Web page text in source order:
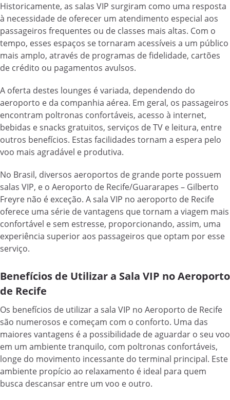
Historicamente, as salas VIP surgiram como uma resposta
à necessidade de oferecer um atendimento especial aos
passageiros frequentes ou de classes mais altas. Com o
tempo, esses espaços se tornaram acessíveis a um público
mais amplo, através de programas de fidelidade, cartões
de crédito ou pagamentos avulsos.
A oferta destes lounges é variada, dependendo do
aeroporto e da companhia aérea. Em geral, os passageiros
encontram poltronas confortáveis, acesso à internet,
bebidas e snacks gratuitos, serviços de TV e leitura, entre
outros benefícios. Estas facilidades tornam a espera pelo
voo mais agradável e produtiva.
No Brasil, diversos aeroportos de grande porte possuem
salas VIP, e o Aeroporto de Recife/Guararapes – Gilberto
Freyre não é exceção. A sala VIP no aeroporto de Recife
oferece uma série de vantagens que tornam a viagem mais
confortável e sem estresse, proporcionando, assim, uma
experiência superior aos passageiros que optam por esse
serviço.
Benefícios de Utilizar a Sala VIP no Aeroporto
de Recife
Os benefícios de utilizar a sala VIP no Aeroporto de Recife
são numerosos e começam com o conforto. Uma das
maiores vantagens é a possibilidade de aguardar o seu voo
em um ambiente tranquilo, com poltronas confortáveis,
longe do movimento incessante do terminal principal. Este
ambiente propício ao relaxamento é ideal para quem
busca descansar entre um voo e outro.